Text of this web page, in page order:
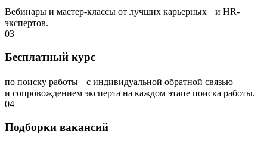
Вебинары и мастер-классы от лучших карьерных и HR-
экспертов.
03
Бесплатный курс
по поиску работы с индивидуальной обратной связью
и сопровождением эксперта на каждом этапе поиска работы.
04
Подборки вакансий